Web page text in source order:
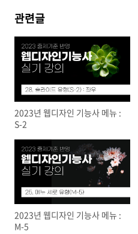
관련글
2023년 웹디자인 기능사 메뉴 :
S-2
2023년 웹디자인 기능사 메뉴 :
M-5